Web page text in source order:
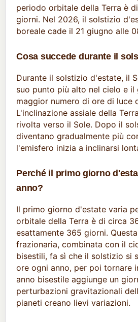
periodo orbitale della Terra è
giorni. Nel 2026, il solstizio
boreale cade il 21 giugno alle
Cosa succede durante il
Durante il solstizio d'estate, il
suo punto più alto nel cielo e il
maggior numero di ore di luce
L'inclinazione assiale della
rivolta verso il Sole. Dopo il
diventano gradualmente più
l'emisfero inizia a inclinarsi
Perché il primo giorno
anno?
Il primo giorno d'estate varia
orbitale della Terra è di circa
esattamente 365 giorni.
frazionaria, combinata con il
bisestili, fa sì che il solstizio si
ore ogni anno, per poi tornare
anno bisestile aggiunge un
perturbazioni gravitazionali
pianeti creano lievi variazioni.